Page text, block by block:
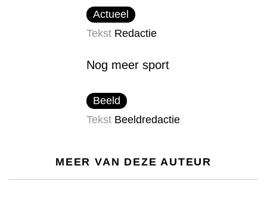
Actueel
Tekst Redactie
Nog meer sport
Beeld
Tekst Beeldredactie
MEER VAN DEZE AUTEUR